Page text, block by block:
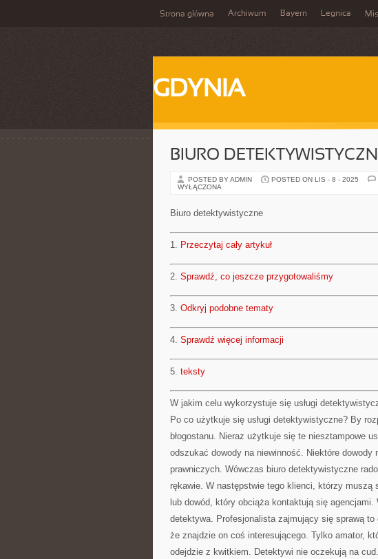
Strona główna Archiwum Bayern Legnica
GDYNIA
BIURO
POSTED BY ADMIN POSTED ON LIS - 8 - 2025
WYŁĄCZONA
Biuro detektywistyczne
1. Przeczytaj cały artykuł
2. Sprawdź, co jeszcze przygotowaliśmy
3. Odkryj podobne tematy
4. Sprawdź więcej informacji
5. teksty
W jakim celu wykorzystuje się usługi
Po co użytkuje się usługi detektywistyczne? By
błogostanu. Nieraz użytkuje się te niesztampowe
odszukać dowody na niewinność. Niektóre dowody
prawniczych. Wówczas biuro detektywistyczne
rękawie. W następstwie tego klienci, którzy muszą
lub dowód, który obciąża kontaktują się
detektywa. Profesjonalista zajmujący się sprawą
że znajdzie on coś interesującego. Tylko amator,
odejdzie z kwitkiem. Detektywi nie oczekują na